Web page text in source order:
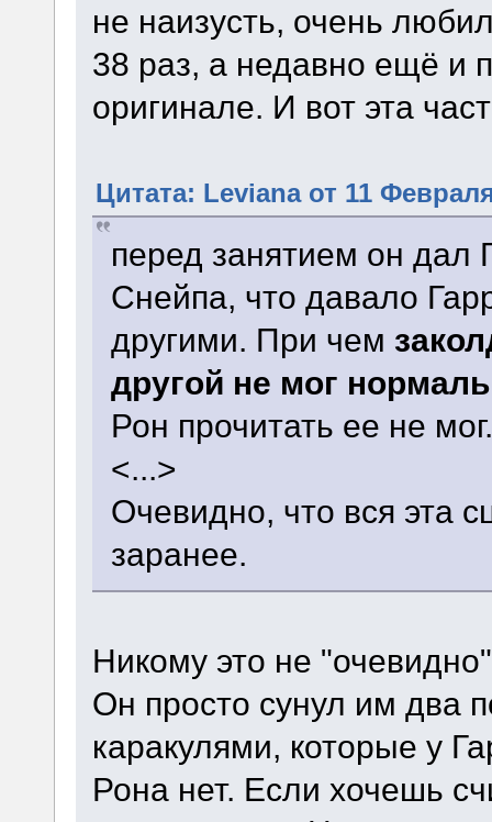
не наизусть, очень
38 раз, а недавно ещё и
оригинале. И вот эта
Цитата: Leviana от 11
перед занятием он дал
Снейпа, что давало
другими. При чем
другой не мог
Рон прочитать ее не
<...>
Очевидно, что вся эта
заранее.
Никому это не
Он просто сунул им два
каракулями, которые у
Рона нет. Если хочешь